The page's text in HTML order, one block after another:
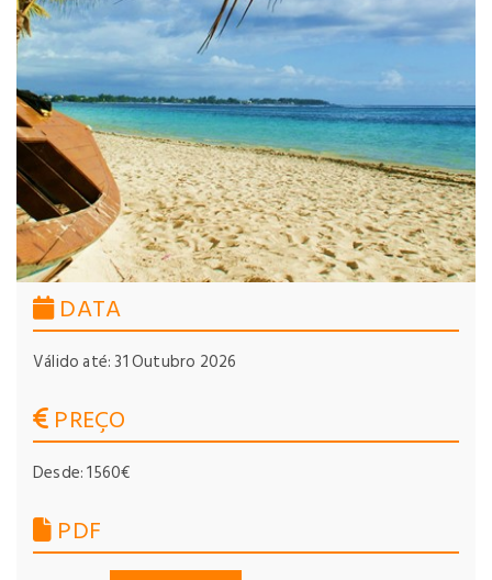
DATA
Válido até: 31 Outubro 2026
PREÇO
Desde: 1560€
PDF